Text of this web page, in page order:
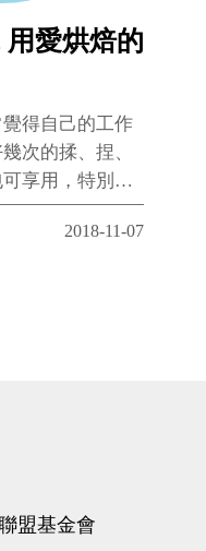
用愛烘焙的
得自己的工作
次的揉、捏、
享用，特別是
務的孩子、大
能耐心等候、
2018-11-07
盟基金會